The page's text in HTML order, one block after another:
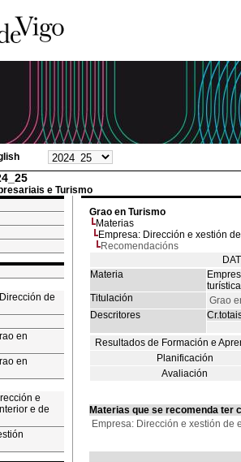
e Turismo
de
en
en
e
e de
Grao en Turismo
Materias
Empresa: Dirección e xestión
Recomendacións
Materia
Titulación
Grao
Descritores
Resultados de Formación e
Planificación
Avaliación
Materias que se recomenda ter
Empresa: Dirección e xestión de